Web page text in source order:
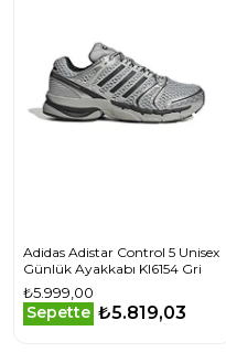
Adidas Adistar Control 5 Unisex
Günlük Ayakkabı KI6154 Gri
₺5.999,00
Sepette ₺5.819,03